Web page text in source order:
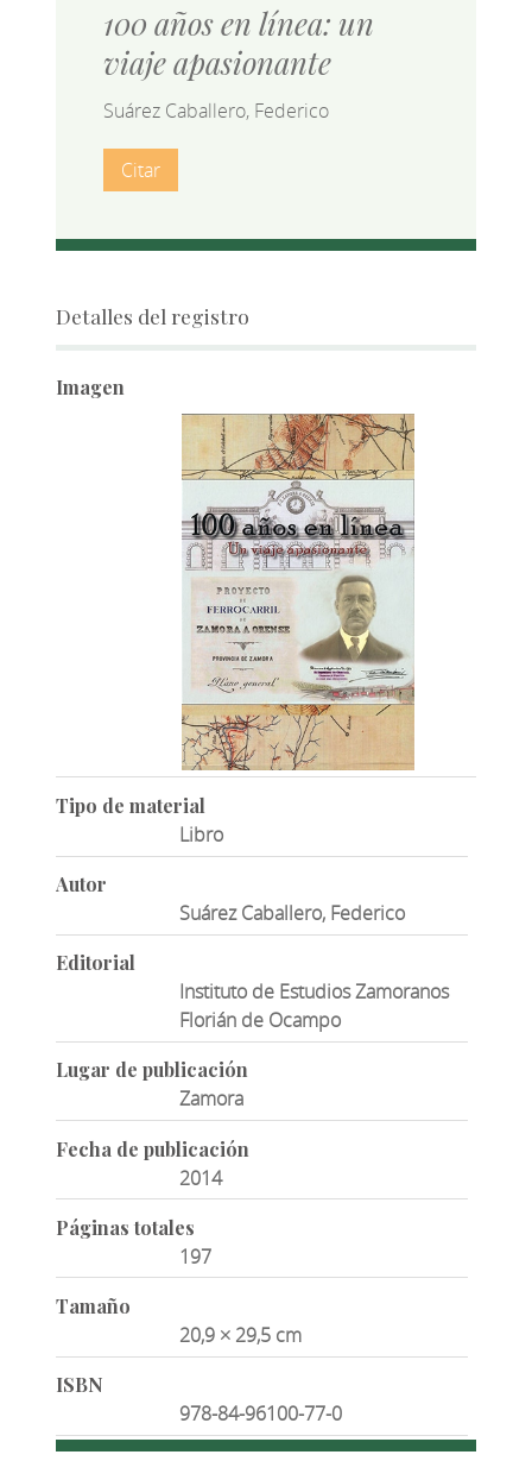
100 años en línea: un
viaje apasionante
Suárez Caballero, Federico
Citar
Detalles del registro
Imagen
Tipo de material
Libro
Autor
Suárez Caballero, Federico
Editorial
Instituto de Estudios Zamoranos
Florián de Ocampo
Lugar de publicación
Zamora
Fecha de publicación
2014
Páginas totales
197
Tamaño
20,9 × 29,5 cm
ISBN
978-84-96100-77-0